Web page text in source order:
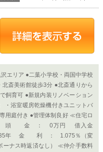
エリア ●二葉小学校・両国中学校
斎美術館徒歩3分 ●北斎通りから
飼育可 ●新規内装リノベーション
・浴室暖房乾燥機付きユニットバ
用庭付き ●管理体制良好 ≪住宅ロ
円 頭 金 ： 0万円 借入金
金 利 ： 1.075％（変
ナス時返済なし） ≪仲介手数料